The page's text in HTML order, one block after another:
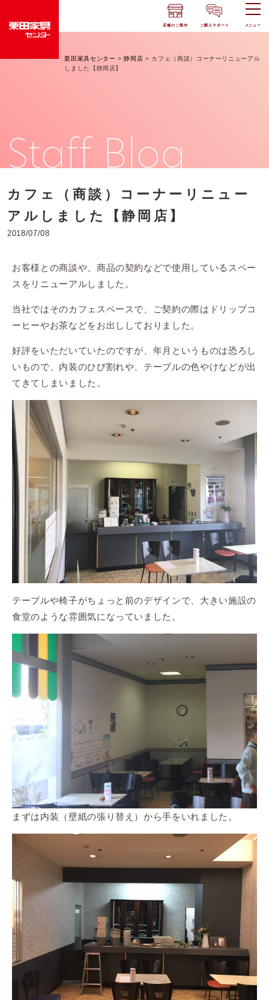
店舗のご案内 ご購入サポート メニュー
栗田家具センター >静岡店 > カフェ（商談）コーナーリニューアル
しました【静岡店】
Staff Blog
カフェ（商談）コーナーリニュー
アルしました【静岡店】
2018/07/08
お客様との商談や、商品の契約などで使用しているスペー
スをリニューアルしました。
当社ではそのカフェスペースで、ご契約の際はドリップコ
ーヒーやお茶などをお出ししておりました。
好評をいただいていたのですが、年月というものは恐ろし
いもので、内装のひび割れや、テーブルの色やけなどが出
てきてしまいました。
テーブルや椅子がちょっと前のデザインで、大きい施設の
食堂のような雰囲気になっていました。
まずは内装（壁紙の張り替え）から手をいれました。